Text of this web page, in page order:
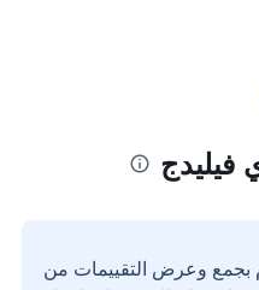
فيليدج
بجمع وعرض التقييمات من